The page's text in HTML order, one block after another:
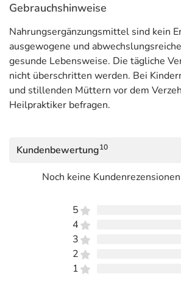
Gebrauchshinweise
Nahrungsergänzungsmittel sind kein
ausgewogene und
gesunde Lebensweise. Die tägliche
nicht überschritten werden. Bei
und stillenden Müttern vor dem
Heilpraktiker befragen.
Kundenbewertung10
Noch keine
5
4
3
2
1